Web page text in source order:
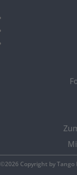
©2026 Copyright by Tango